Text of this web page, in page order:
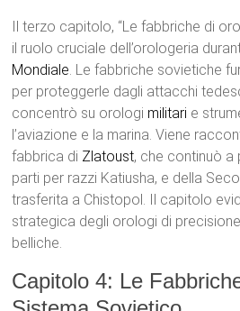
Il terzo capitolo, “Le fabbriche di
il ruolo cruciale dell’orologeria
Mondiale. Le fabbriche sovietiche
per proteggerle dagli attacchi
concentrò su orologi militari e
l’aviazione e la marina. Viene
fabbrica di Zlatoust, che continuò a
parti per razzi Katiusha, e della
trasferita a Chistopol. Il capitolo
strategica degli orologi di
belliche.
Capitolo 4: Le